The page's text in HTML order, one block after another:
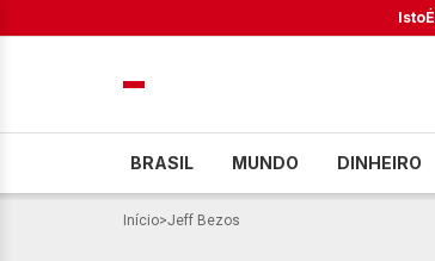
IstoÉ
BRASIL MUNDO DINHEIRO
Início>Jeff Bezos